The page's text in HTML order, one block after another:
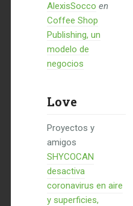
AlexisSocco en
Coffee Shop
Publishing, un
modelo de
negocios
Love
Proyectos y
amigos
SHYCOCAN
desactiva
coronavirus en aire
y superficies,